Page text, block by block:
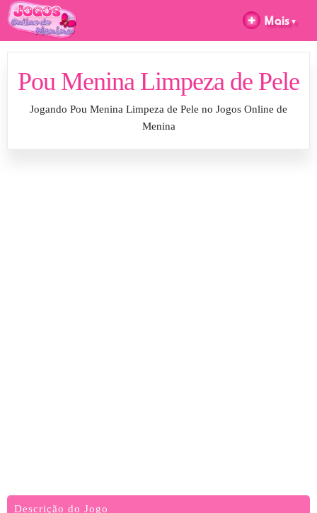
Pou Menina Limpeza de Pele
Jogando Pou Menina Limpeza de Pele no Jogos Online de
Menina
Descrição do Jogo